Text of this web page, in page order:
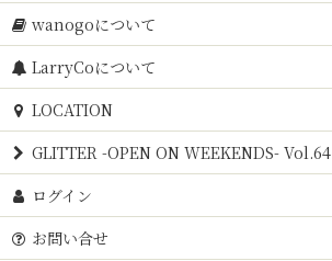
wanogoについて
LarryCoについて
LOCATION
GLITTER -OPEN ON WEEKENDS- Vol.64
ログイン
お問い合せ